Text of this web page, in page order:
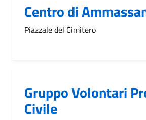
Centro di
Piazzale del Cimitero
Gruppo Volontari
Civile